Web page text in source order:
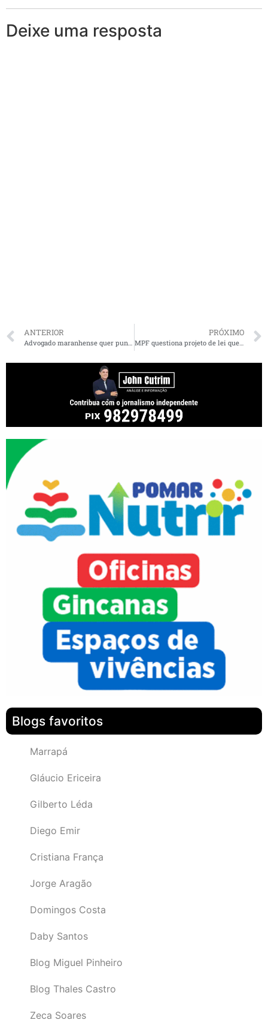
Deixe uma resposta
ANTERIOR
Advogado maranhense quer punir juízes que antecipam aplicação da Lei de Abuso de Autoridade
PRÓXIMO
MPF questiona projeto de lei que altera limites do Parque Nacional dos Lençóis Maranhenses
Blogs favoritos
Marrapá
Gláucio Ericeira
Gilberto Léda
Diego Emir
Cristiana França
Jorge Aragão
Domingos Costa
Daby Santos
Blog Miguel Pinheiro
Blog Thales Castro
Zeca Soares